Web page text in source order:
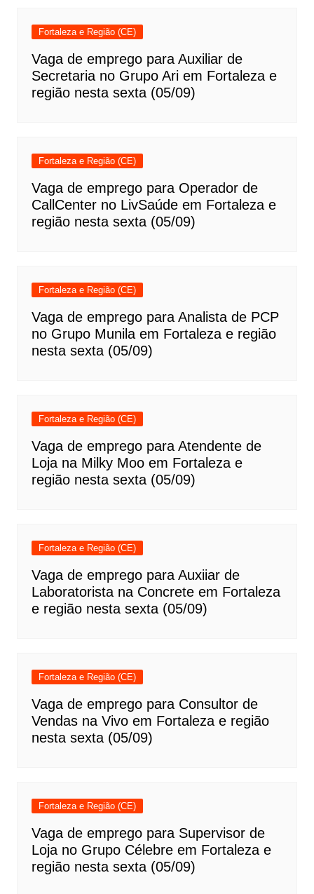
Fortaleza e Região (CE)
Vaga de emprego para Auxiliar de
Secretaria no Grupo Ari em Fortaleza e
região nesta sexta (05/09)
Fortaleza e Região (CE)
Vaga de emprego para Operador de
CallCenter no LivSaúde em Fortaleza e
região nesta sexta (05/09)
Fortaleza e Região (CE)
Vaga de emprego para Analista de PCP
no Grupo Munila em Fortaleza e região
nesta sexta (05/09)
Fortaleza e Região (CE)
Vaga de emprego para Atendente de
Loja na Milky Moo em Fortaleza e
região nesta sexta (05/09)
Fortaleza e Região (CE)
Vaga de emprego para Auxiiar de
Laboratorista na Concrete em Fortaleza
e região nesta sexta (05/09)
Fortaleza e Região (CE)
Vaga de emprego para Consultor de
Vendas na Vivo em Fortaleza e região
nesta sexta (05/09)
Fortaleza e Região (CE)
Vaga de emprego para Supervisor de
Loja no Grupo Célebre em Fortaleza e
região nesta sexta (05/09)